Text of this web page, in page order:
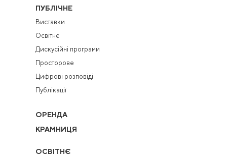
ПУБЛІЧНЕ
Виставки
Освітнє
Дискусійні програми
Просторове
Цифрові розповіді
Публікації
ОРЕНДА
КРАМНИЦЯ
ОСВІТНЄ